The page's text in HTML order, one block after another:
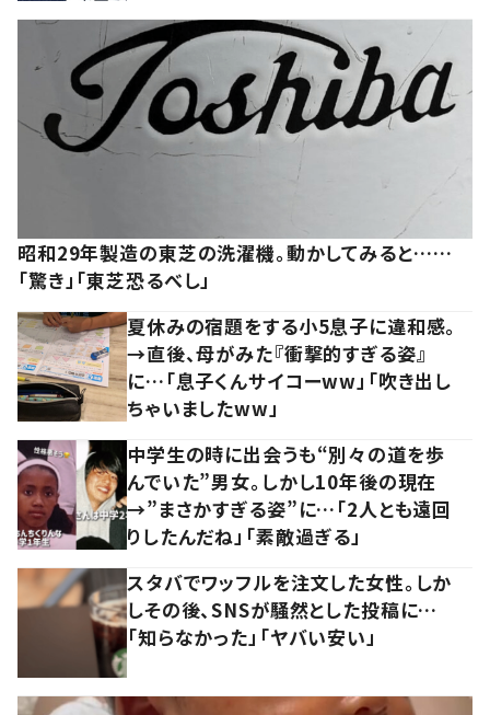
昭和29年製造の東芝の洗濯機。動かしてみると……
「驚き」「東芝恐るべし」
夏休みの宿題をする小5息子に違和感。
→直後、母がみた『衝撃的すぎる姿』
に…「息子くんサイコーww」「吹き出し
ちゃいましたww」
中学生の時に出会うも“別々の道を歩
んでいた”男女。しかし10年後の現在
→”まさかすぎる姿”に…「2人とも遠回
りしたんだね」「素敵過ぎる」
スタバでワッフルを注文した女性。しか
しその後、SNSが騒然とした投稿に…
「知らなかった」「ヤバい安い」